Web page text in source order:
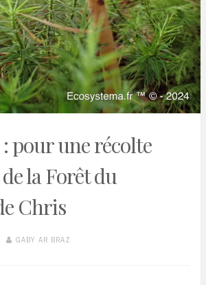
pour une récolte
la Forêt du
Chris
GABY AR BRAZ